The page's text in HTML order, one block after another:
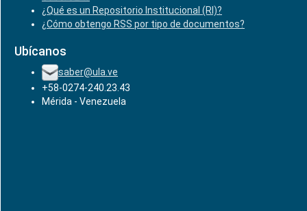
¿Qué es un Repositorio Institucional (RI)?
¿Cómo obtengo RSS por tipo de documentos?
Ubícanos
saber@ula.ve
+58-0274-240.23.43
Mérida - Venezuela